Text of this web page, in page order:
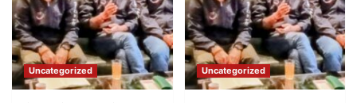
Uncategorized Uncategorized